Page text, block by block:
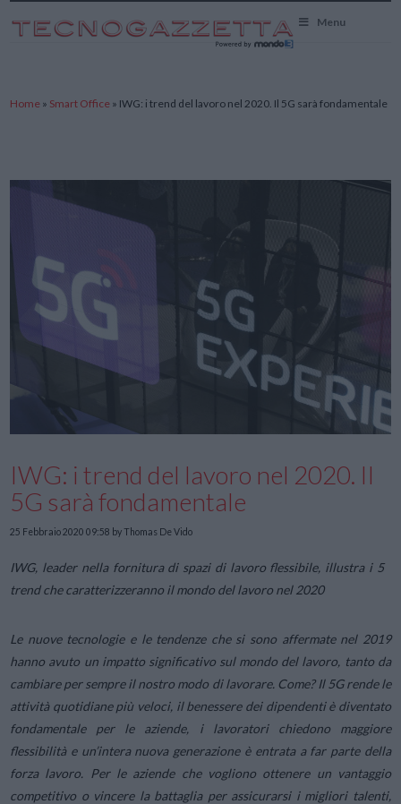
Menu
Home » Smart Office » IWG: i trend del lavoro nel 2020. Il 5G sarà fondamentale
IWG: i trend del lavoro nel 2020. Il
5G sarà fondamentale
25 Febbraio 2020 09:58 by Thomas De Vido
IWG, leader nella fornitura di spazi di lavoro flessibile, illustra i 5
trend che caratterizzeranno il mondo del lavoro nel 2020
Le nuove tecnologie e le tendenze che si sono affermate nel 2019
hanno avuto un impatto significativo sul mondo del lavoro, tanto da
cambiare per sempre il nostro modo di lavorare. Come? Il 5G rende le
attività quotidiane più veloci, il benessere dei dipendenti è diventato
fondamentale per le aziende, i lavoratori chiedono maggiore
flessibilità e un’intera nuova generazione è entrata a far parte della
forza lavoro. Per le aziende che vogliono ottenere un vantaggio
competitivo o vincere la battaglia per assicurarsi i migliori talenti,